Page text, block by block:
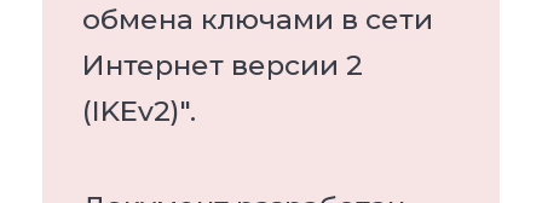
обмена ключами в сети
Интернет версии 2
(IKEv2)".